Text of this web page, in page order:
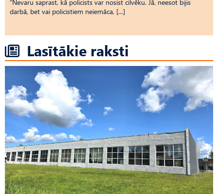
“Nevaru saprast, kā policists var nosist cilvēku. Jā, neesot bijis
darbā, bet vai policistiem neiemāca, […]
Lasītākie raksti